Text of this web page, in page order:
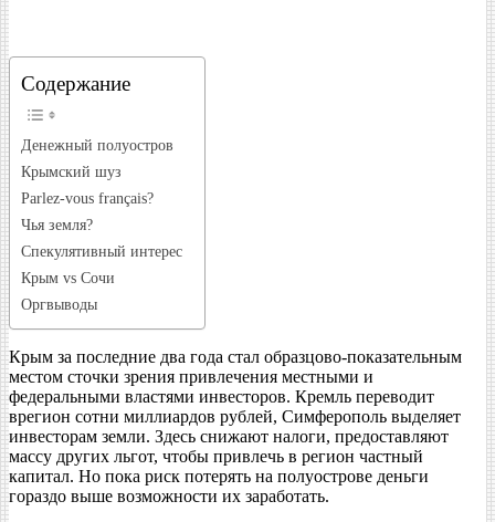
Содержание
Денежный полуостров
Крымский шуз
Parlez-vous français?
Чья земля?
Спекулятивный интерес
Крым vs Сочи
Оргвыводы
Крым за последние два года стал образцово-показательным
местом сточки зрения привлечения местными и
федеральными властями инвесторов. Кремль переводит
врегион сотни миллиардов рублей, Симферополь выделяет
инвесторам земли. Здесь снижают налоги, предоставляют
массу других льгот, чтобы привлечь в регион частный
капитал. Но пока риск потерять на полуострове деньги
гораздо выше возможности их заработать.